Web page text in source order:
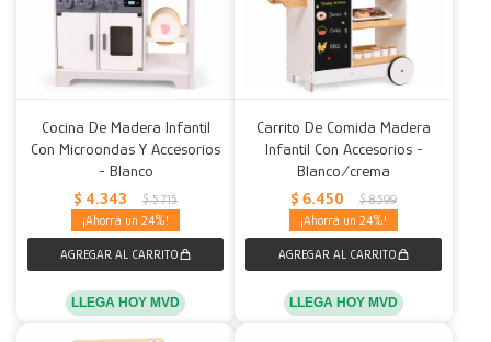
Cocina De Madera Infantil
Con Microondas Y Accesorios
- Blanco
$ 4.343 $ 5.715
24
LLEGA HOY MVD
Carrito De Comida Madera
Infantil Con Accesorios -
Blanco/crema
$ 6.450 $ 8.599
24
LLEGA HOY MVD